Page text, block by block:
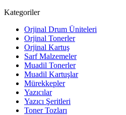
Kategoriler
Orjinal Drum Üniteleri
Orjinal Tonerler
Orjinal Kartuş
Sarf Malzemeler
Muadil Tonerler
Muadil Kartuşlar
Mürekkepler
Yazıcılar
Yazıcı Şeritleri
Toner Tozları